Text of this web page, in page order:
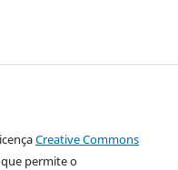
Creative Commons
que permite o